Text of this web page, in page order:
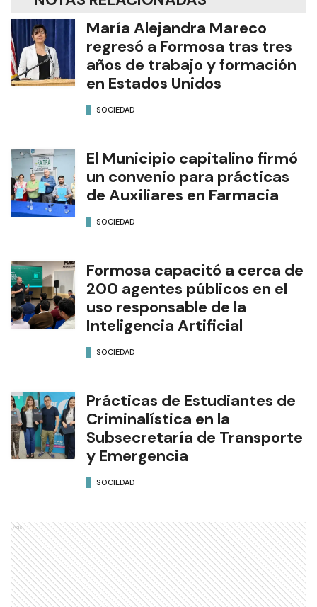
María Alejandra Mareco
regresó a Formosa tras tres
años de trabajo y formación
en Estados Unidos
SOCIEDAD
El Municipio capitalino firmó
un convenio para prácticas
de Auxiliares en Farmacia
SOCIEDAD
Formosa capacitó a cerca de
200 agentes públicos en el
uso responsable de la
Inteligencia Artificial
SOCIEDAD
Prácticas de Estudiantes de
Criminalística en la
Subsecretaría de Transporte
y Emergencia
SOCIEDAD
Ads